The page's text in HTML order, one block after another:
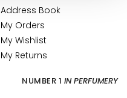
Address Book
My Orders
My Wishlist
My Returns
NUMBER 1 IN PERFUMERY